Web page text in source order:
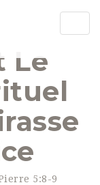
Le
5:8-9